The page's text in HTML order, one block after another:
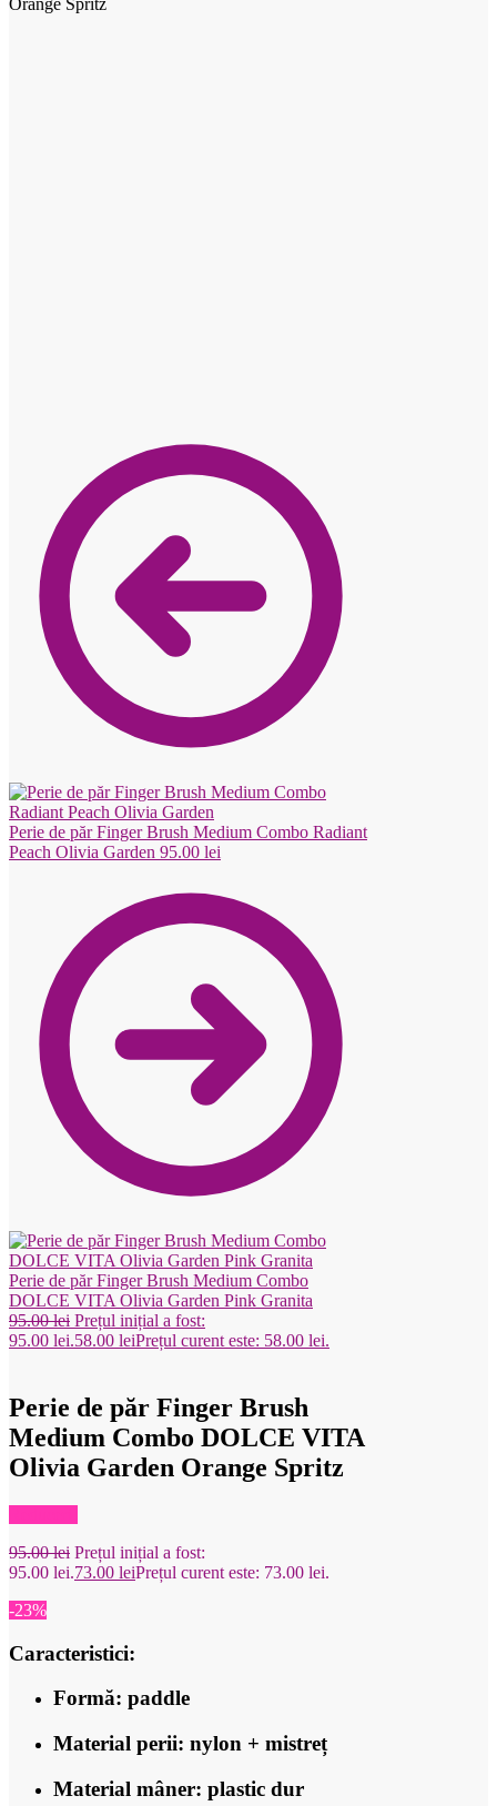
Perie de păr Finger Brush Medium Combo Radiant
Peach Olivia Garden 95.00 lei
Perie de păr Finger Brush Medium Combo
DOLCE VITA Olivia Garden Pink Granita
95.00lei Prețul inițial a fost:
95.00 lei.58.00 leiPrețul curent este: 58.00 lei.
Perie de păr Finger Brush
Medium Combo DOLCE VITA
Olivia Garden Orange Spritz
95.00lei Prețul inițial a fost:
95.00 lei.73.00 leiPrețul curent este: 73.00 lei.
-23%
Caracteristici:
Formă: paddle
Material perii: nylon + mistreț
Material mâner: plastic dur